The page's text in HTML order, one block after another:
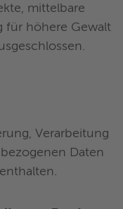
mittelbare
für höhere Gewalt
Verarbeitung
Daten
enthalten.